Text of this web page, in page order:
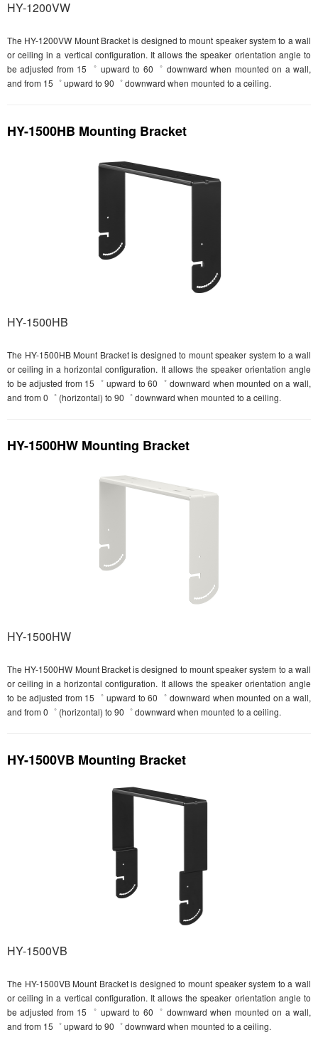
HY-1200VW
The HY-1200VW Mount Bracket is designed to mount speaker system to a wall
or ceiling in a vertical configuration. It allows the speaker orientation angle to
be adjusted from 15゜ upward to 60゜ downward when mounted on a wall,
and from 15゜ upward to 90゜ downward when mounted to a ceiling.
HY-1500HB Mounting Bracket
HY-1500HB
The HY-1500HB Mount Bracket is designed to mount speaker system to a wall
or ceiling in a horizontal configuration. It allows the speaker orientation angle
to be adjusted from 15゜ upward to 60゜ downward when mounted on a wall,
and from 0゜ (horizontal) to 90゜ downward when mounted to a ceiling.
HY-1500HW Mounting Bracket
HY-1500HW
The HY-1500HW Mount Bracket is designed to mount speaker system to a wall
or ceiling in a horizontal configuration. It allows the speaker orientation angle
to be adjusted from 15゜ upward to 60゜ downward when mounted on a wall,
and from 0゜ (horizontal) to 90゜ downward when mounted to a ceiling.
HY-1500VB Mounting Bracket
HY-1500VB
The HY-1500VB Mount Bracket is designed to mount speaker system to a wall
or ceiling in a vertical configuration. It allows the speaker orientation angle to
be adjusted from 15゜ upward to 60゜ downward when mounted on a wall,
and from 15゜ upward to 90゜ downward when mounted to a ceiling.